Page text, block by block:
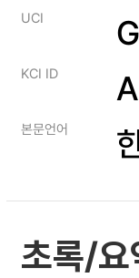
UCI
KCI ID
본문언어
초록/요